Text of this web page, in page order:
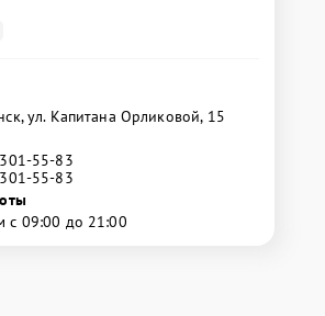
ул. Капитана Орликовой, 15
55-83
55-83
с 09:00 до 21:00